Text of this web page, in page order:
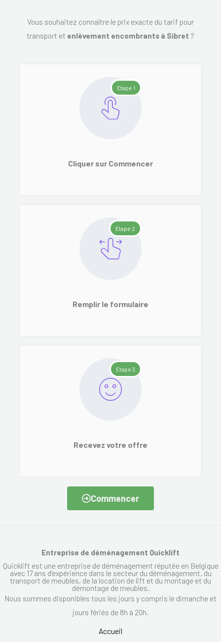
Vous souhaitez connaître le prix exacte du tarif pour
transport et enlèvement encombrants à Sibret ?
Etape 1
Cliquer sur Commencer
Etape 2
Remplir le formulaire
Etape 3
Recevez votre offre
Commencer
Entreprise de déménagement Quicklift
Quicklift est une entreprise de déménagement réputée en Belgique
avec 17 ans d’expérience dans le secteur du déménagement, du
transport de meubles, de la location de lift et du montage et du
démontage de meubles.
Nous sommes disponibles tous les jours y compris le dimanche et
jours fériés de 8h à 20h.
Accueil